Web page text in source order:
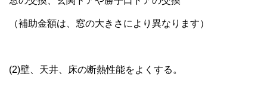
（補助金額は、窓の大きさにより異なります）
(2)壁、天井、床の断熱性能をよくする。